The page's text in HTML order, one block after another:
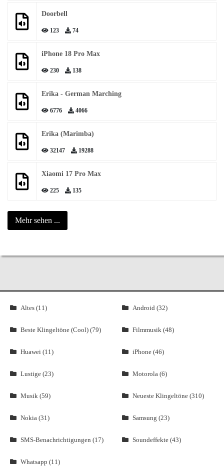
Doorbell
123 74
iPhone 18 Pro Max
230 138
Erika - German Marching
6776 4066
Erika (Marimba)
32147 19288
Xiaomi 17 Pro Max
225 135
Mehr sehen ...
Altes (11) Android (32)
Beste Klingeltöne (Cool) (79) Filmmusik (48)
Huawei (11) iPhone (46)
Lustige (23) Motorola (6)
Musik (59) Neueste Klingeltöne (310)
Nokia (31) Samsung (23)
SMS-Benachrichtigungen (17) Soundeffekte (43)
Whatsapp (11)